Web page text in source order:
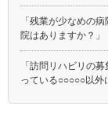
「残業が少なめの
院はありますか？」
「訪問リハビリの
っている○○○○○以外